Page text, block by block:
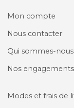
Mon compte
Nous contacter
Qui sommes-nous
Nos
Modes et frais de